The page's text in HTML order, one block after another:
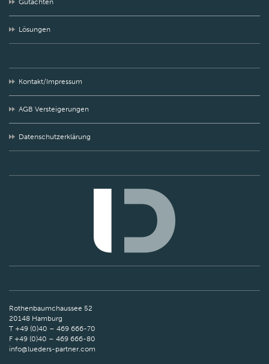
Gutachten
Lösungen
Kontakt/Impressum
AGB Versteigerungen
Datenschutzerklärung
Rothenbaumchaussee 52
20148 Hamburg
T +49 (0)40 – 469 666-70
F +49 (0)40 – 469 666-80
info@lueders-partner.com